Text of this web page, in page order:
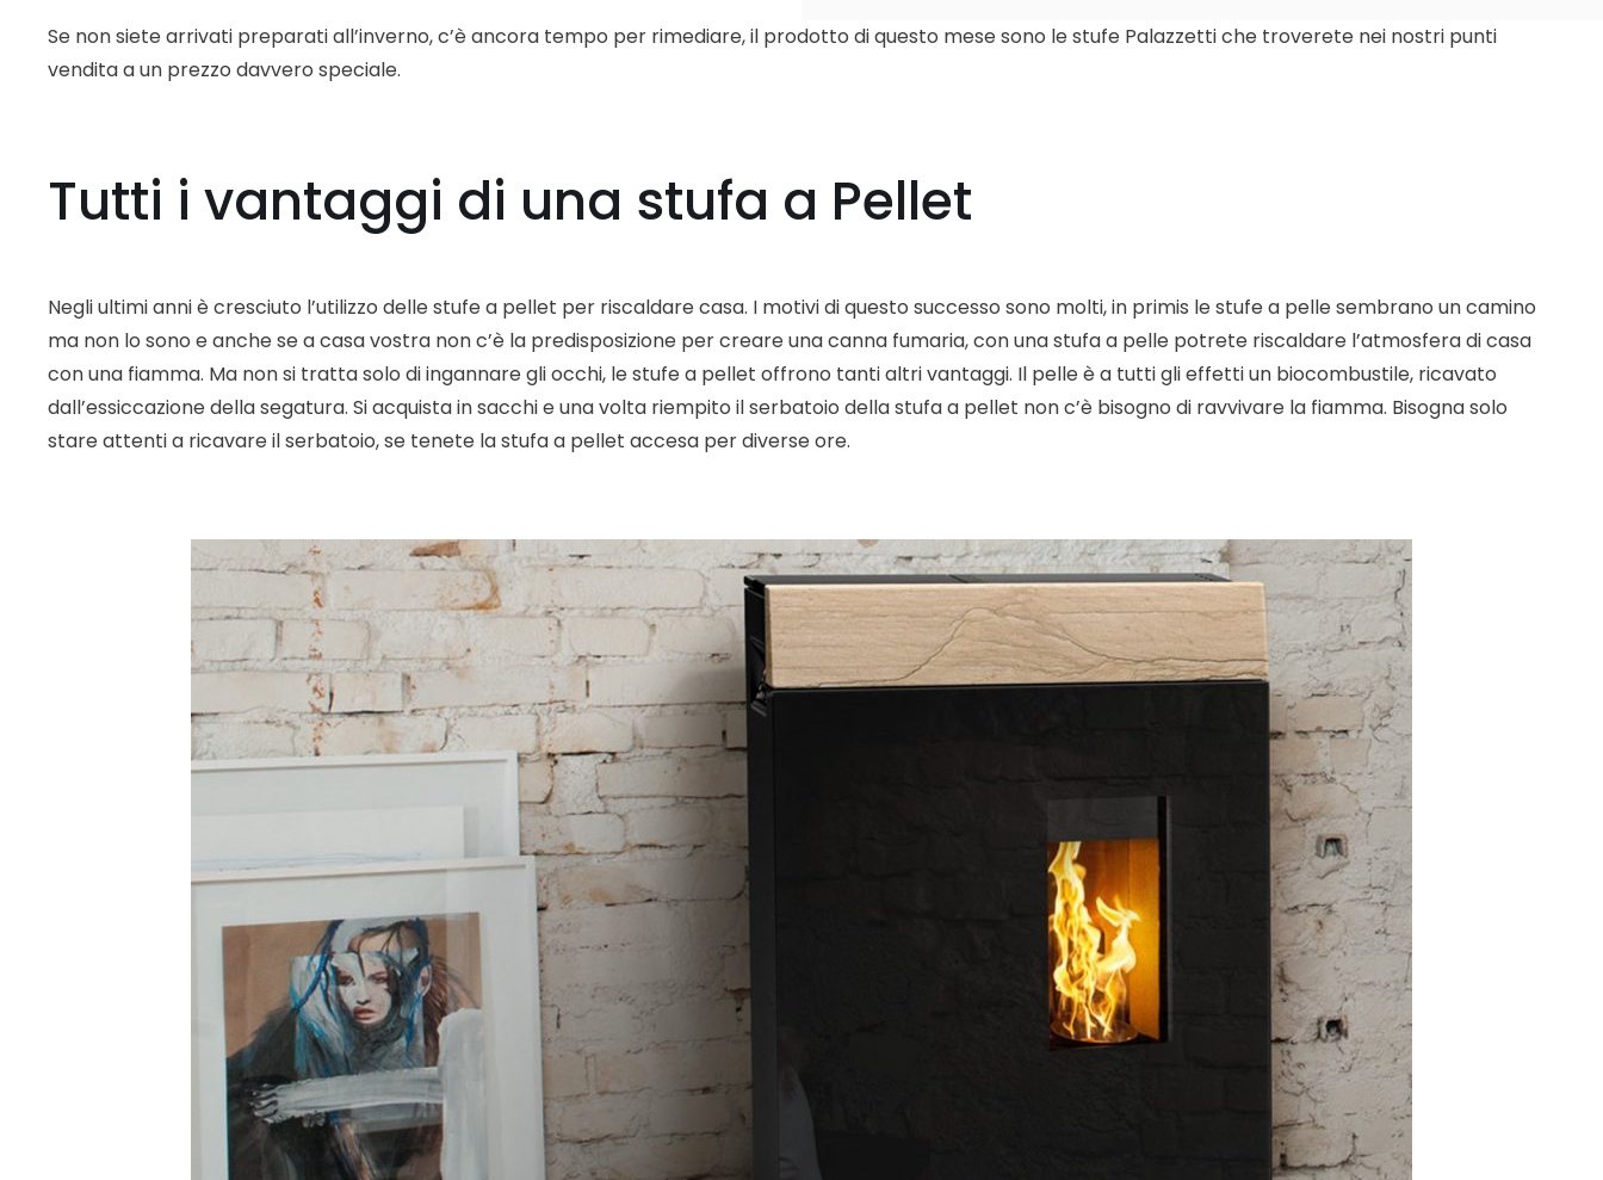
Se non siete arrivati preparati all’inverno, c’è ancora tempo per rimediare, il prodotto di questo mese sono le stufe Palazzetti che troverete nei nostri punti
vendita a un prezzo davvero speciale.
Tutti i vantaggi di una stufa a Pellet
Negli ultimi anni è cresciuto l’utilizzo delle stufe a pellet per riscaldare casa. I motivi di questo successo sono molti, in primis le stufe a pelle sembrano un camino
ma non lo sono e anche se a casa vostra non c’è la predisposizione per creare una canna fumaria, con una stufa a pelle potrete riscaldare l’atmosfera di casa
con una fiamma. Ma non si tratta solo di ingannare gli occhi, le stufe a pellet offrono tanti altri vantaggi. Il pelle è a tutti gli effetti un biocombustile, ricavato
dall’essiccazione della segatura. Si acquista in sacchi e una volta riempito il serbatoio della stufa a pellet non c’è bisogno di ravvivare la fiamma. Bisogna solo
stare attenti a ricavare il serbatoio, se tenete la stufa a pellet accesa per diverse ore.